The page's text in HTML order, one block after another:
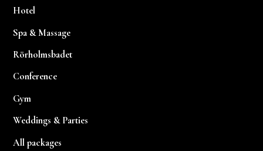
Hotel
Spa & Massage
Rörholmsbadet
Conference
Gym
Weddings & Parties
All packages